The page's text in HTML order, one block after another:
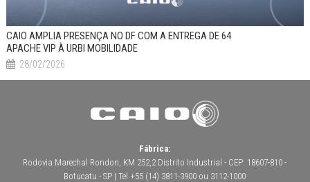
CAIO AMPLIA PRESENÇA NO DF COM A ENTREGA DE 64
APACHE VIP À URBI MOBILIDADE
28/02/2026
Fábrica:
Rodovia Marechal Rondon, KM 252,2 Distrito Industrial - CEP: 18607-810 -
Botucatu - SP | Tel +55 (14) 3811-3900 ou 3112-1000